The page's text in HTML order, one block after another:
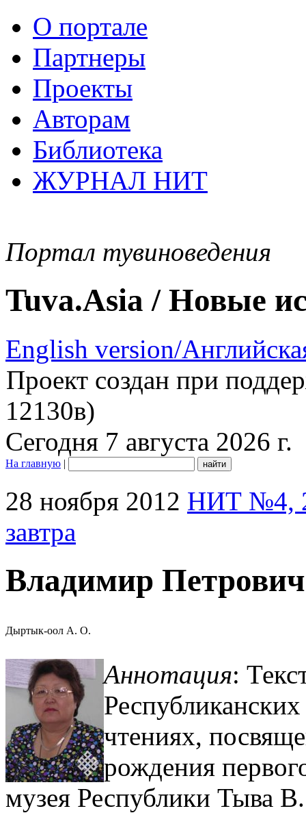
О портале
Партнеры
Проекты
Авторам
Библиотека
ЖУРНАЛ НИТ
Портал тувиноведения
Tuva.Asia / Новые
English version/
Проект создан при
12130в)
Сегодня 7 августа 2026 г.
На главную |
28 ноября 2012 НИТ №4,
завтра
Владимир
Дыртык-оол А. О.
Аннотация:
чтениях,
рождения
музея Республики Тыва